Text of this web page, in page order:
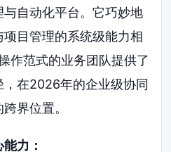
自动化平台。它巧妙地
目管理的系统级能力相
作范式的业务团队提供了
在2026年的企业级协同
界位置。
力：